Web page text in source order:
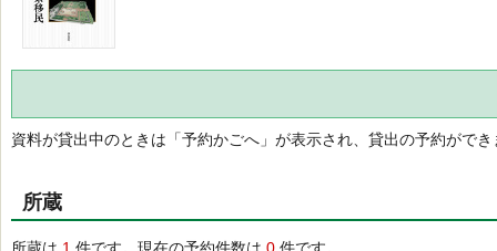
資料が貸出中のときは「予約かごへ」が表示され、貸出の予約ができ
所蔵